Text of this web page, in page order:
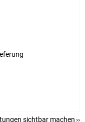
5 von 5 Sternen.
5 von 5 Sternen.
sichtbar machen